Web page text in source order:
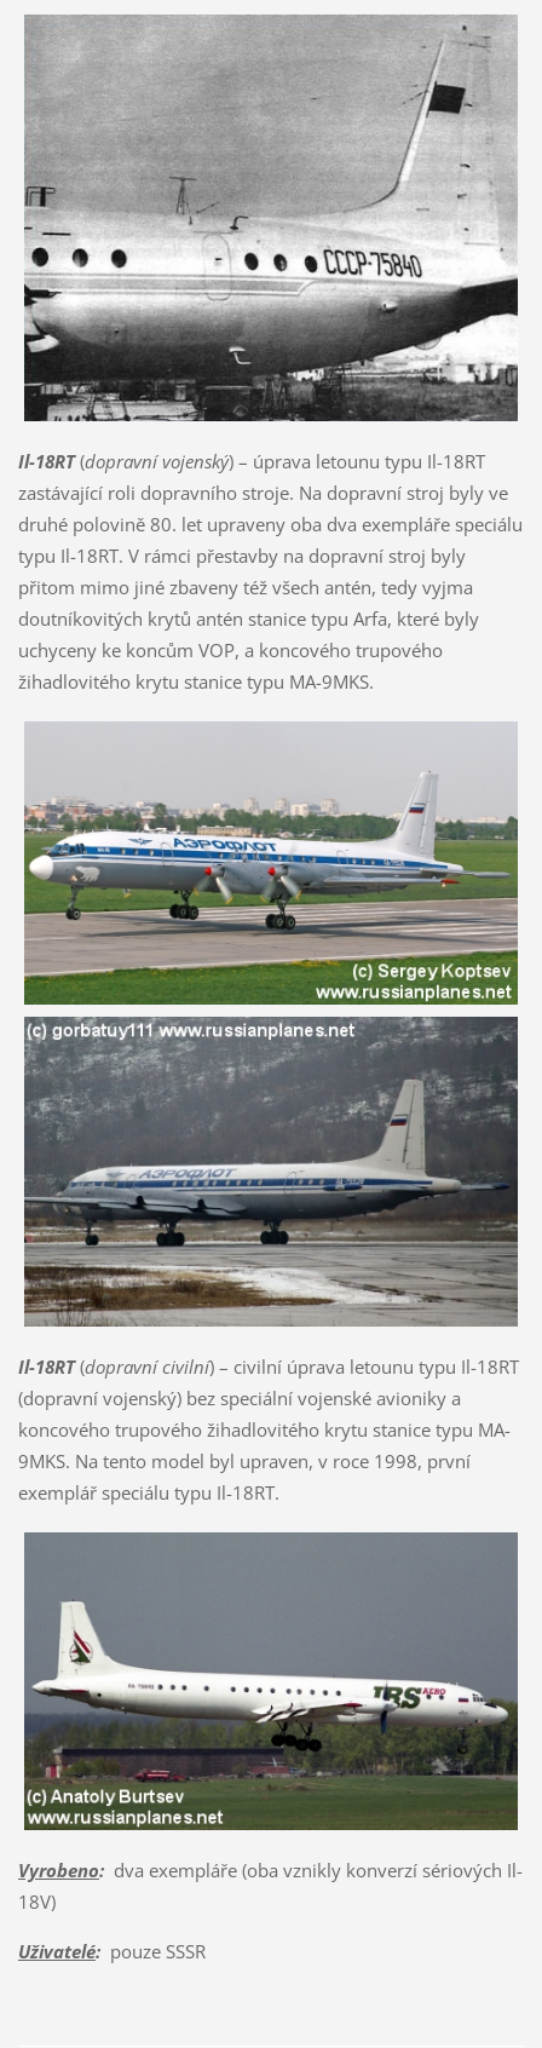
Il-18RT(dopravní vojenský) – úprava letounu typu Il-18RT
zastávající roli dopravního stroje. Na dopravní stroj byly ve
druhé polovině 80. let upraveny oba dva exempláře speciálu
typu Il-18RT. V rámci přestavby na dopravní stroj byly
přitom mimo jiné zbaveny též všech antén, tedy vyjma
doutníkovitých krytů antén stanice typu Arfa, které byly
uchyceny ke koncům VOP, a koncového trupového
žihadlovitého krytu stanice typu MA-9MKS.
Il-18RT(dopravní civilní) – civilní úprava letounu typu Il-18RT
(dopravní vojenský) bez speciální vojenské avioniky a
koncového trupového žihadlovitého krytu stanice typu MA-
9MKS. Na tento model byl upraven, v roce 1998, první
exemplář speciálu typu Il-18RT.
Vyrobeno:dva exempláře (oba vznikly konverzí sériových Il-
18V)
Uživatelé:pouze SSSR